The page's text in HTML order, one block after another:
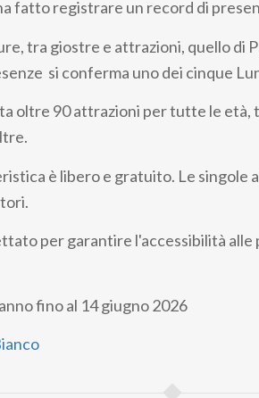
fatto registrare un record di
tra giostre e attrazioni, quello di
si conferma uno dei cinque
oltre 90 attrazioni per tutte le età,
è libero e gratuito. Le
per garantire l'accessibilità
fino al 14 giugno 2026